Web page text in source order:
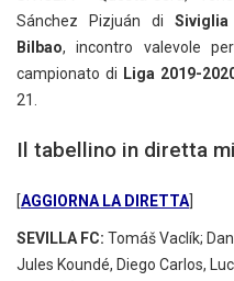
Sánchez Pizjuán diSiviglia
Bilbao,
incontro valevole
campionato di Liga 2019-
21.
Il tabellino in diretta
[AGGIORNA LA DIRETTA]
SEVILLA FC: Tomáš Vaclík;
Jules Koundé, Diego Carlos,